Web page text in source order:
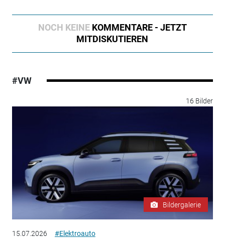
NOCH KEINE KOMMENTARE - JETZT
MITDISKUTIEREN
#VW
16 Bilder
Bildergalerie
15.07.2026 #Elektroauto